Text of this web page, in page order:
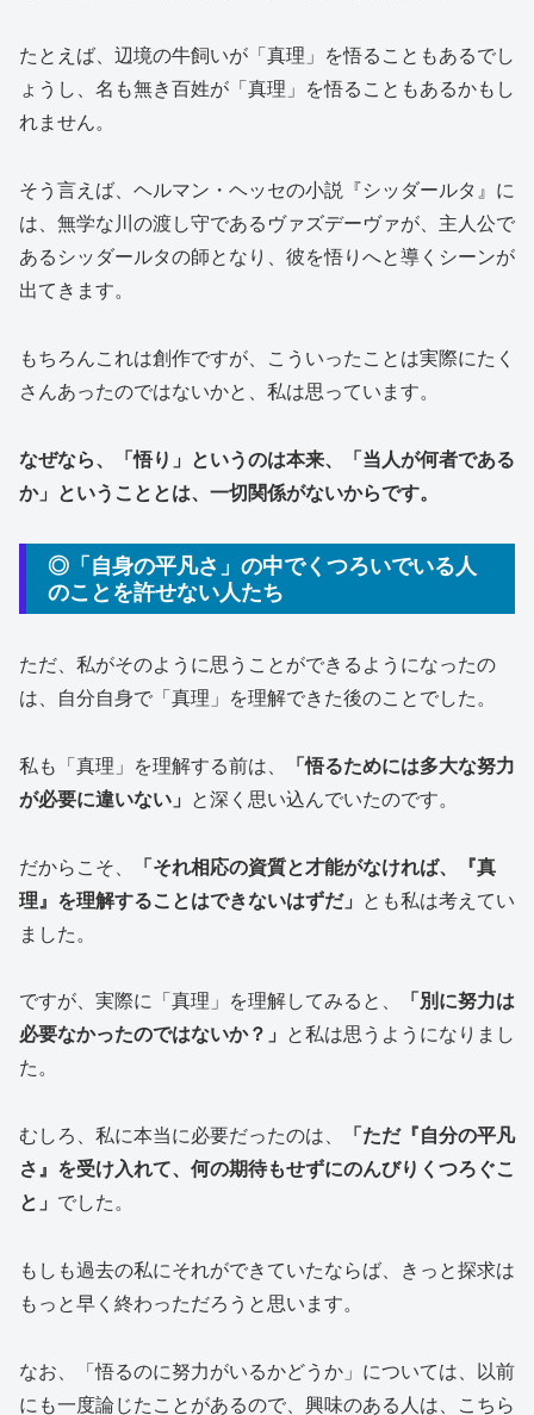
たとえば、辺境の牛飼いが「真理」を悟ることもあるでし
ょうし、名も無き百姓が「真理」を悟ることもあるかもし
れません。
そう言えば、ヘルマン・ヘッセの小説『シッダールタ』に
は、無学な川の渡し守であるヴァズデーヴァが、主人公で
あるシッダールタの師となり、彼を悟りへと導くシーンが
出てきます。
もちろんこれは創作ですが、こういったことは実際にたく
さんあったのではないかと、私は思っています。
なぜなら、「悟り」というのは本来、「当人が何者である
か」ということとは、一切関係がないからです。
◎「自身の平凡さ」の中でくつろいでいる人
のことを許せない人たち
ただ、私がそのように思うことができるようになったの
は、自分自身で「真理」を理解できた後のことでした。
私も「真理」を理解する前は、
「悟るためには多大な努力
が必要に違いない」
と深く思い込んでいたのです。
だからこそ、
「それ相応の資質と才能がなければ、『真
理』を理解することはできないはずだ」
とも私は考えてい
ました。
ですが、実際に「真理」を理解してみると、
「別に努力は
必要なかったのではないか？」
と私は思うようになりまし
た。
むしろ、私に本当に必要だったのは、
「ただ『自分の平凡
さ』を受け入れて、何の期待もせずにのんびりくつろぐこ
と」 でした。
もしも過去の私にそれができていたならば、きっと探求は
もっと早く終わっただろうと思います。
なお、「悟るのに努力がいるかどうか」については、以前
にも一度論じたことがあるので、興味のある人は、こちら